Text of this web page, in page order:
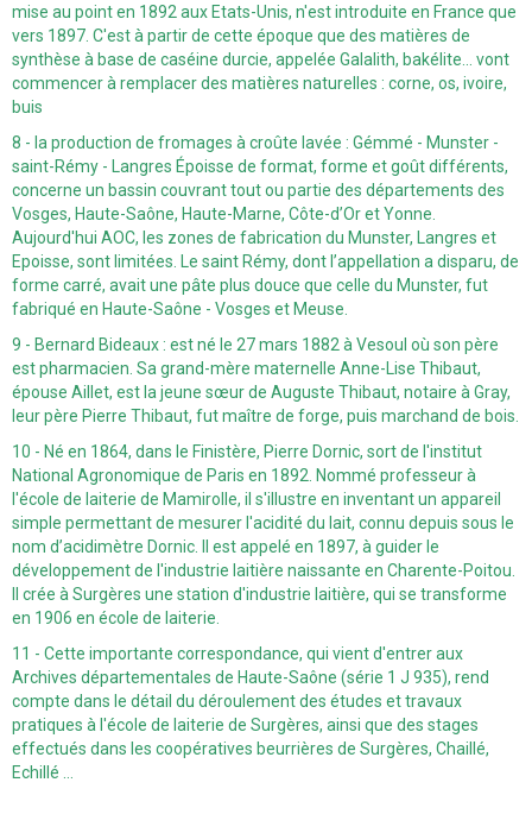
mise au point en 1892 aux Etats-Unis, n'est introduite en France que
vers 1897. C'est à partir de cette époque que des matières de
synthèse à base de caséine durcie, appelée Galalith, bakélite... vont
commencer à remplacer des matières naturelles : corne, os, ivoire,
buis
8 - la production de fromages à croûte lavée : Gémmé - Munster -
saint-Rémy - Langres Époisse de format, forme et goût différents,
concerne un bassin couvrant tout ou partie des départements des
Vosges, Haute-Saône, Haute-Marne, Côte-d’Or et Yonne.
Aujourd'hui AOC, les zones de fabrication du Munster, Langres et
Epoisse, sont limitées. Le saint Rémy, dont l’appellation a disparu, de
forme carré, avait une pâte plus douce que celle du Munster, fut
fabriqué en Haute-Saône - Vosges et Meuse.
9 - Bernard Bideaux : est né le 27 mars 1882 à Vesoul où son père
est pharmacien. Sa grand-mère maternelle Anne-Lise Thibaut,
épouse Aillet, est la jeune sœur de Auguste Thibaut, notaire à Gray,
leur père Pierre Thibaut, fut maître de forge, puis marchand de bois.
10 - Né en 1864, dans le Finistère, Pierre Dornic, sort de l'institut
National Agronomique de Paris en 1892. Nommé professeur à
l'école de laiterie de Mamirolle, il s'illustre en inventant un appareil
simple permettant de mesurer l'acidité du lait, connu depuis sous le
nom d’acidimètre Dornic. Il est appelé en 1897, à guider le
développement de l'industrie laitière naissante en Charente-Poitou.
Il crée à Surgères une station d'industrie laitière, qui se transforme
en 1906 en école de laiterie.
11 - Cette importante correspondance, qui vient d'entrer aux
Archives départementales de Haute-Saône (série 1 J 935), rend
compte dans le détail du déroulement des études et travaux
pratiques à l'école de laiterie de Surgères, ainsi que des stages
effectués dans les coopératives beurrières de Surgères, Chaillé,
Echillé …